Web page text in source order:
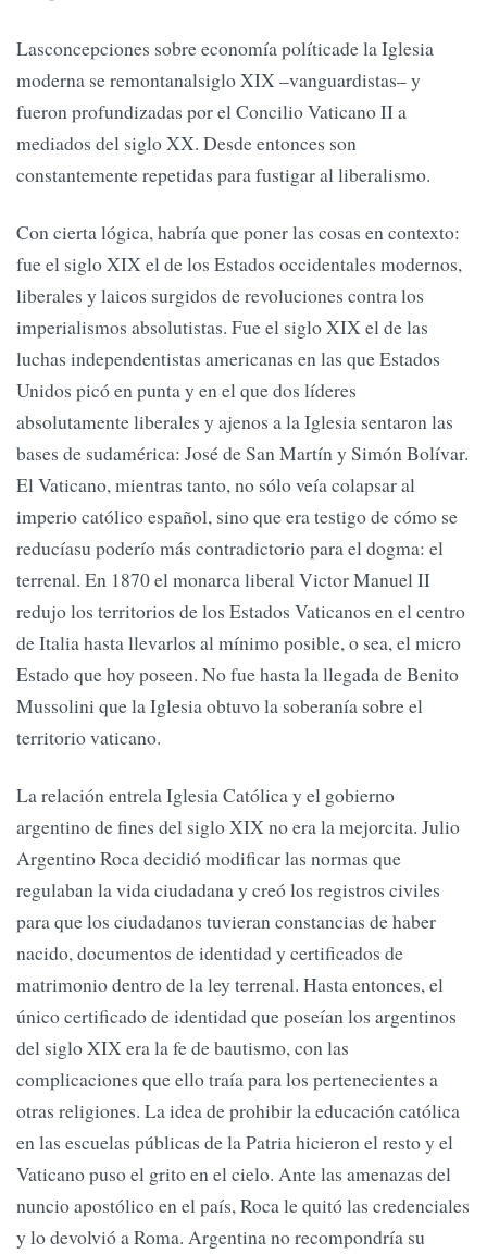
Lasconcepciones sobre economía políticade la Iglesia
moderna se remontanalsiglo XIX –vanguardistas– y
fueron profundizadas por el Concilio Vaticano II a
mediados del siglo XX. Desde entonces son
constantemente repetidas para fustigar al liberalismo.
Con cierta lógica, habría que poner las cosas en contexto:
fue el siglo XIX el de los Estados occidentales modernos,
liberales y laicos surgidos de revoluciones contra los
imperialismos absolutistas. Fue el siglo XIX el de las
luchas independentistas americanas en las que Estados
Unidos picó en punta y en el que dos líderes
absolutamente liberales y ajenos a la Iglesia sentaron las
bases de sudamérica: José de San Martín y Simón Bolívar.
El Vaticano, mientras tanto, no sólo veía colapsar al
imperio católico español, sino que era testigo de cómo se
reducíasu poderío más contradictorio para el dogma: el
terrenal. En 1870 el monarca liberal Victor Manuel II
redujo los territorios de los Estados Vaticanos en el centro
de Italia hasta llevarlos al mínimo posible, o sea, el micro
Estado que hoy poseen. No fue hasta la llegada de Benito
Mussolini que la Iglesia obtuvo la soberanía sobre el
territorio vaticano.
La relación entrela Iglesia Católica y el gobierno
argentino de fines del siglo XIX no era la mejorcita. Julio
Argentino Roca decidió modificar las normas que
regulaban la vida ciudadana y creó los registros civiles
para que los ciudadanos tuvieran constancias de haber
nacido, documentos de identidad y certificados de
matrimonio dentro de la ley terrenal. Hasta entonces, el
único certificado de identidad que poseían los argentinos
del siglo XIX era la fe de bautismo, con las
complicaciones que ello traía para los pertenecientes a
otras religiones. La idea de prohibir la educación católica
en las escuelas públicas de la Patria hicieron el resto y el
Vaticano puso el grito en el cielo. Ante las amenazas del
nuncio apostólico en el país, Roca le quitó las credenciales
y lo devolvió a Roma. Argentina no recompondría su